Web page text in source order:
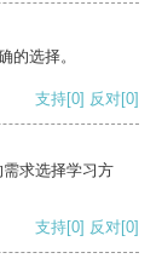
的选择。
支持[0] 反对[0]
求选择学习方
支持[0] 反对[0]